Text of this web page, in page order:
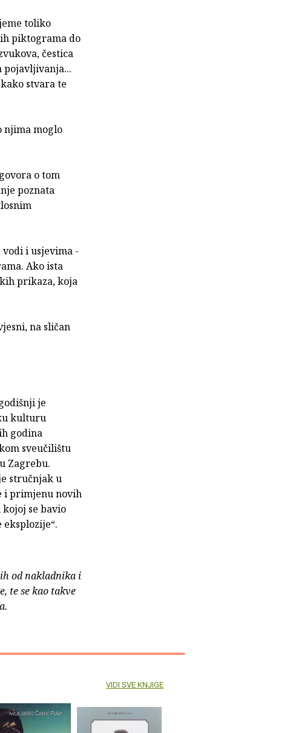
toliko
piktograma do
čestica
pojavljivanja...
stvara te
njima moglo
o tom
poznata
i usjevima -
Ako ista
prikaza, koja
na sličan
je
kulturu
godina
sveučilištu
Zagrebu.
stručnjak u
i primjenu novih
se bavio
od nakladnika i
te se kao takve
VIDI SVE KNJIGE